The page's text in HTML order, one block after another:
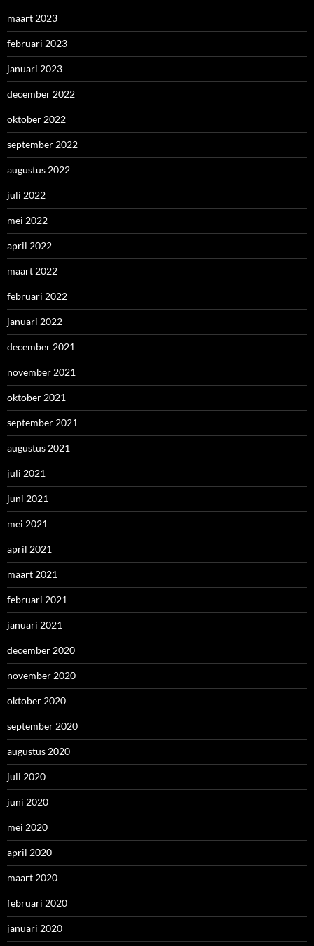
maart 2023
februari 2023
januari 2023
december 2022
oktober 2022
september 2022
augustus 2022
juli 2022
mei 2022
april 2022
maart 2022
februari 2022
januari 2022
december 2021
november 2021
oktober 2021
september 2021
augustus 2021
juli 2021
juni 2021
mei 2021
april 2021
maart 2021
februari 2021
januari 2021
december 2020
november 2020
oktober 2020
september 2020
augustus 2020
juli 2020
juni 2020
mei 2020
april 2020
maart 2020
februari 2020
januari 2020